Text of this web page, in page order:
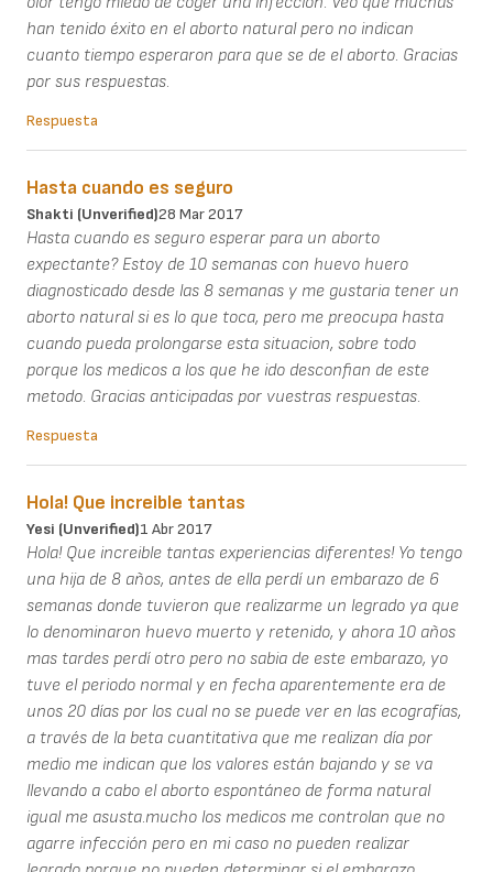
han tenido éxito en el aborto natural pero no indican
cuanto tiempo esperaron para que se de el aborto. Gracias
por sus respuestas.
Respuesta
Hasta cuando es seguro
Shakti (unverified)28 Mar 2017
Hasta cuando es seguro esperar para un aborto
expectante? Estoy de 10 semanas con huevo huero
diagnosticado desde las 8 semanas y me gustaria tener un
aborto natural si es lo que toca, pero me preocupa hasta
cuando pueda prolongarse esta situacion, sobre todo
porque los medicos a los que he ido desconfian de este
metodo. Gracias anticipadas por vuestras respuestas.
Respuesta
Hola! Que increible tantas
Yesi (unverified)1 Abr 2017
Hola! Que increible tantas experiencias diferentes! Yo tengo
una hija de 8 años, antes de ella perdí un embarazo de 6
semanas donde tuvieron que realizarme un legrado ya que
lo denominaron huevo muerto y retenido, y ahora 10 años
mas tardes perdí otro pero no sabia de este embarazo, yo
tuve el periodo normal y en fecha aparentemente era de
unos 20 días por los cual no se puede ver en las ecografías,
a través de la beta cuantitativa que me realizan día por
medio me indican que los valores están bajando y se va
llevando a cabo el aborto espontáneo de forma natural
igual me asusta.mucho los medicos me controlan que no
agarre infección pero en mi caso no pueden realizar